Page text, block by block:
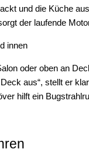
und die Küche
der laufende
oder oben an
aus“, stellt er
hilft ein